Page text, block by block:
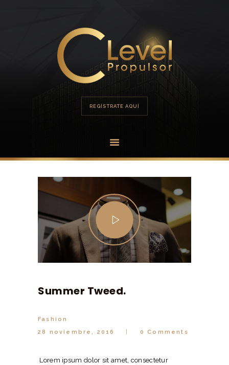
REGÍSTRATE AQUÍ
HOME
PORTAFOLIO
OFERTA
Summer Tweed.
Fashion
28 noviembre, 2016
0 Comments
Lorem ipsum dolor sit amet, consectetur